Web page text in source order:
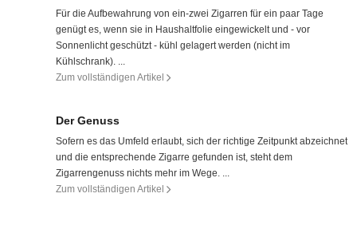
Für die Aufbewahrung von ein-zwei Zigarren für ein paar Tage
genügt es, wenn sie in Haushaltfolie eingewickelt und - vor
Sonnenlicht geschützt - kühl gelagert werden (nicht im
Kühlschrank). ...
Zum vollständigen Artikel
Der Genuss
Sofern es das Umfeld erlaubt, sich der richtige Zeitpunkt abzeichnet
und die entsprechende Zigarre gefunden ist, steht dem
Zigarrengenuss nichts mehr im Wege. ...
Zum vollständigen Artikel